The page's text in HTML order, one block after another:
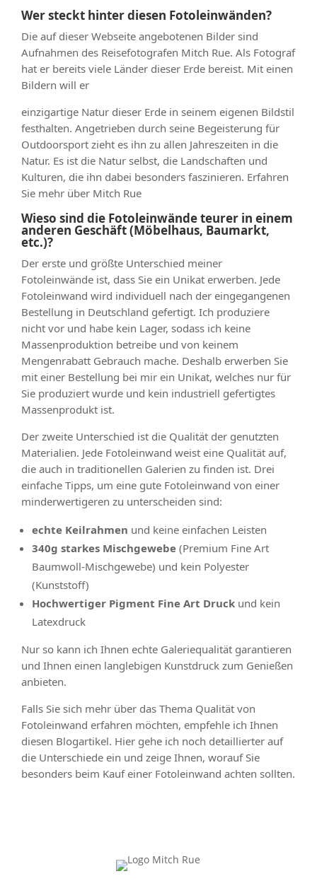
Wer steckt hinter diesen Fotoleinwänden?
Die auf dieser Webseite angebotenen Bilder sind
Aufnahmen des Reisefotografen Mitch Rue. Als Fotograf
hat er bereits viele Länder dieser Erde bereist. Mit einen
Bildern will er
einzigartige Natur dieser Erde in seinem eigenen Bildstil
festhalten. Angetrieben durch seine Begeisterung für
Outdoorsport zieht es ihn zu allen Jahreszeiten in die
Natur. Es ist die Natur selbst, die Landschaften und
Kulturen, die ihn dabei besonders faszinieren. Erfahren
Sie mehr über Mitch Rue
Wieso sind die Fotoleinwände teurer in einem
anderen Geschäft (Möbelhaus, Baumarkt,
etc.)?
Der erste und größte Unterschied meiner
Fotoleinwände ist, dass Sie ein Unikat erwerben. Jede
Fotoleinwand wird individuell nach der eingegangenen
Bestellung in Deutschland gefertigt. Ich produziere
nicht vor und habe kein Lager, sodass ich keine
Massenproduktion betreibe und von keinem
Mengenrabatt Gebrauch mache. Deshalb erwerben Sie
mit einer Bestellung bei mir ein Unikat, welches nur für
Sie produziert wurde und kein industriell gefertigtes
Massenprodukt ist.
Der zweite Unterschied ist die Qualität der genutzten
Materialien. Jede Fotoleinwand weist eine Qualität auf,
die auch in traditionellen Galerien zu finden ist. Drei
einfache Tipps, um eine gute Fotoleinwand von einer
minderwertigeren zu unterscheiden sind:
echte Keilrahmen und keine einfachen Leisten
340g starkes Mischgewebe (Premium Fine Art
Baumwoll-Mischgewebe) und kein Polyester
(Kunststoff)
Hochwertiger Pigment Fine Art Druck und kein
Latexdruck
Nur so kann ich Ihnen echte Galeriequalität garantieren
und Ihnen einen langlebigen Kunstdruck zum Genießen
anbieten.
Falls Sie sich mehr über das Thema Qualität von
Fotoleinwand erfahren möchten, empfehle ich Ihnen
diesen Blogartikel. Hier gehe ich noch detaillierter auf
die Unterschiede ein und zeige Ihnen, worauf Sie
besonders beim Kauf einer Fotoleinwand achten sollten.